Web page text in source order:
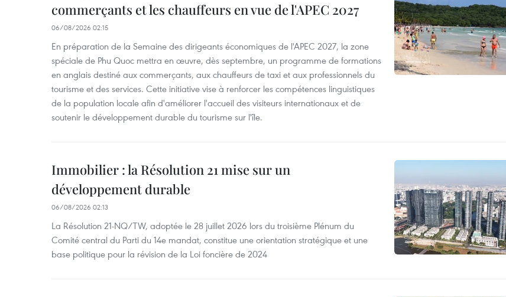
commerçants et les chauffeurs en vue de l'APEC 2027
06/08/2026 02:15
En préparation de la Semaine des dirigeants économiques de l'APEC 2027, la zone
spéciale de Phu Quoc mettra en œuvre, dès septembre, un programme de formations
en anglais destiné aux commerçants, aux chauffeurs de taxi et aux professionnels du
tourisme et des services. Cette initiative vise à renforcer les compétences linguistiques
de la population locale afin d'améliorer l'accueil des visiteurs internationaux et de
soutenir le développement durable du tourisme sur l'île.
Immobilier : la Résolution 21 mise sur un
développement durable
06/08/2026 02:13
La Résolution 21-NQ/TW, adoptée le 28 juillet 2026 lors du troisième Plénum du
Comité central du Parti du 14e mandat, constitue une orientation stratégique et une
base politique pour la révision de la Loi foncière de 2024